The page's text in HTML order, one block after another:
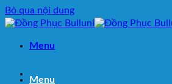
Bỏ qua nội dung
Menu
Menu